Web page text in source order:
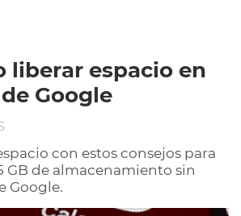
liberar espacio en
Google
con estos consejos para
GB de almacenamiento sin
Google.